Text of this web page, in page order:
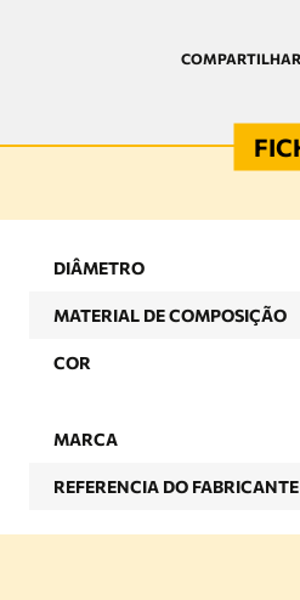
DIÂMETRO
MATERIAL DE COMPOSIÇÃO
COR
MARCA
REFERENCIA DO FABRICANTE